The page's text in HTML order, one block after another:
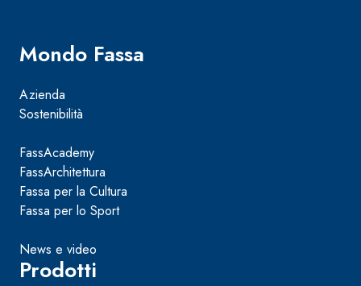
Mondo Fassa
Azienda
Sostenibilità
FassAcademy
FassArchitettura
Fassa per la Cultura
Fassa per lo Sport
News e video
Prodotti